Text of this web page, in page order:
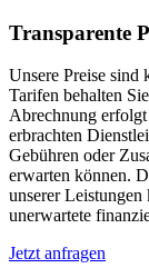
Transparente
Unsere Preise sind
Tarifen behalten
Abrechnung
erbrachten
Gebühren oder
erwarten können.
unserer
unerwartete
Jetzt anfragen